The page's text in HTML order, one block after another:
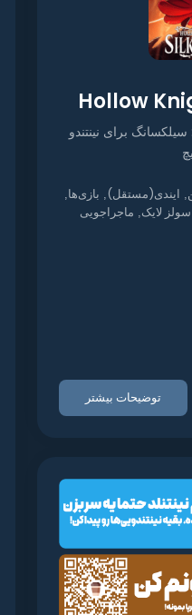
Hollow
سیلکسانگ برای نینتندو
ایندی(مستقل) بازی‌ها
سولز لایک ماجراجویی
توضیحات بیشتر